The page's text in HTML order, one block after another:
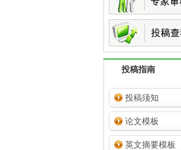
投稿指南
投稿须知
论文模板
英文摘要模板